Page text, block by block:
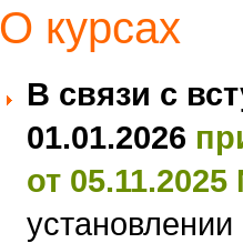
О курсах
В связи с
01.01.2026
от
установлении